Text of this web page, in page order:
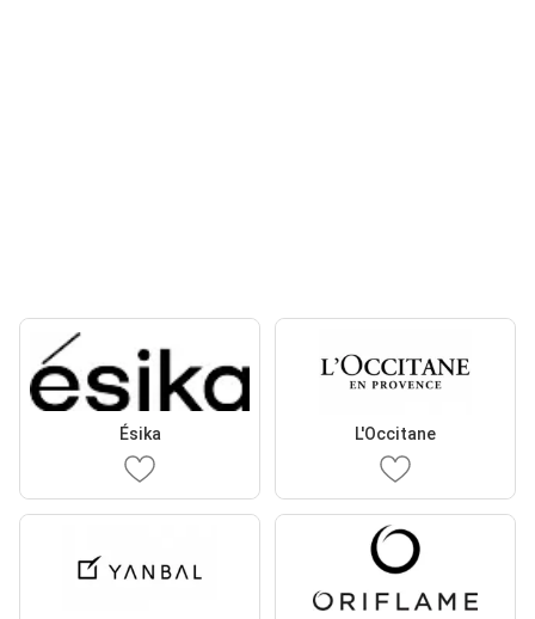
Ésika L'Occitane